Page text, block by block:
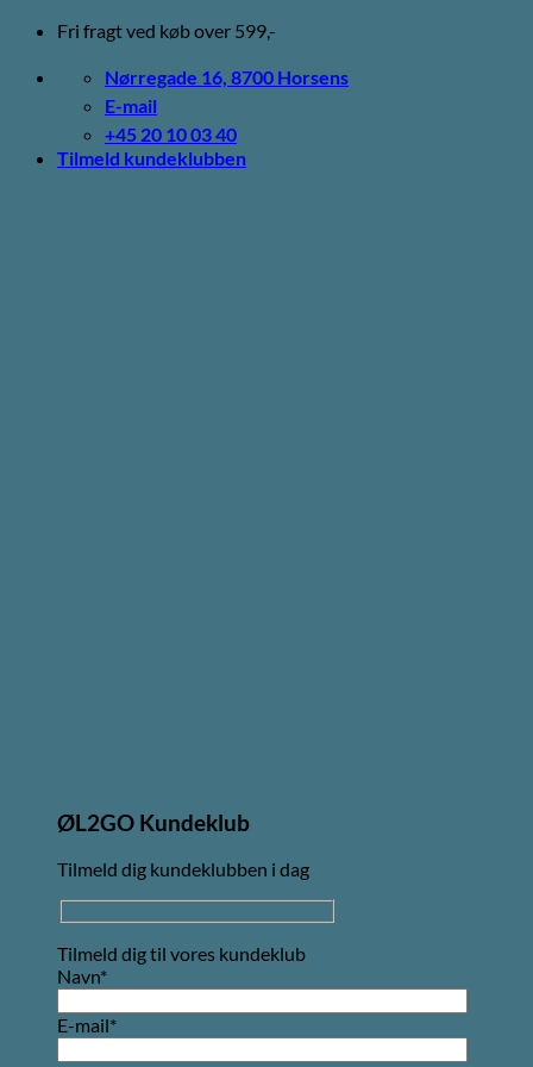
Fortsæt
indhold
Fri fragt ved køb over 599,-
Nørregade 16, 8700 Horsens
E-mail
+45 20 10 03 40
Tilmeld kundeklubben
ØL2GO Kundeklub
Tilmeld dig kundeklubben i dag
Tilmeld dig til vores kundeklub
Navn*
E-mail*